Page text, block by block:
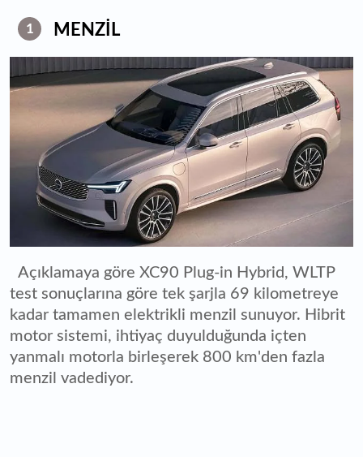
1 MENZİL
Açıklamaya göre XC90 Plug-in Hybrid, WLTP
test sonuçlarına göre tek şarjla 69 kilometreye
kadar tamamen elektrikli menzil sunuyor. Hibrit
motor sistemi, ihtiyaç duyulduğunda içten
yanmalı motorla birleşerek 800 km'den fazla
menzil vadediyor.